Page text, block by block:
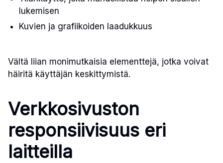
lukemisen
Kuvien ja grafiikoiden laadukkuus
Vältä liian monimutkaisia elementtejä, jotka voivat
häiritä käyttäjän keskittymistä.
Verkkosivuston
responsiivisuus eri
laitteilla